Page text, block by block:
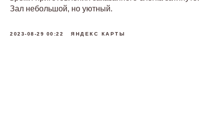
Зал небольшой, но уютный.
2023-08-29 00:22 ЯНДЕКС КАРТЫ